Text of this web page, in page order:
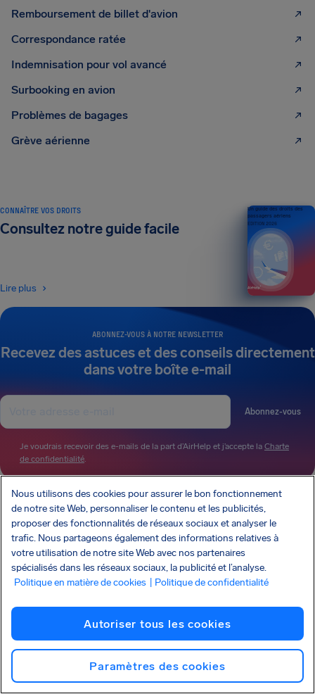
Remboursement de billet d'avion
Correspondance ratée
Indemnisation pour vol avancé
Surbooking en avion
Problèmes de bagages
Grève aérienne
ABONNEZ-VOUS À NOTRE NEWSLETTER
Recevez des astuces et des conseils directement
dans votre boîte e-mail
Abonnez-vous
Je voudrais recevoir des e-mails de la part d’AirHelp et j’accepte la Charte
de confidentialité.
CONNAÎTRE VOS DROITS
Consultez notre guide facile
Lire plus
Un guide des droits des
passagers aériens
ÉDITION 2026
AirHelp fait partie de l’Association of Passenger Rights Advocates (APRA), dont la
mission est de promouvoir et de protéger les droits des passagers.
AIRHELP A ÉTÉ PRÉSENTÉ DANS :
NOTRE ENTREPRISE
PARTENARIATS
SERVICE CLIENT
Nous utilisons des cookies pour assurer le bon fonctionnement
de notre site Web, personnaliser le contenu et les publicités,
proposer des fonctionnalités de réseaux sociaux et analyser le
trafic. Nous partageons également des informations relatives à
votre utilisation de notre site Web avec nos partenaires
spécialisés dans les réseaux sociaux, la publicité et l’analyse.
Politique en matière de cookies
| Politique de confidentialité
Autoriser tous les cookies
Paramètres des cookies